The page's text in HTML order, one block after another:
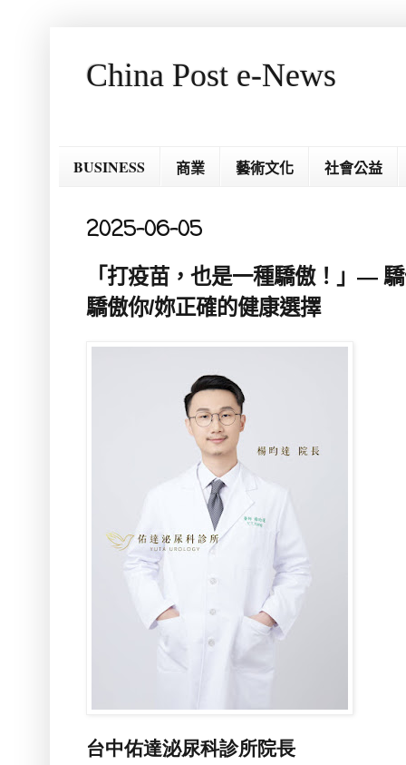
China Post e-News
BUSINESS 商業 藝術文化 社會公益
2025-06-05
「打疫苗，也是一種驕傲！」—
驕傲你/妳正確的健康選擇
台中佑達泌尿科診所院長